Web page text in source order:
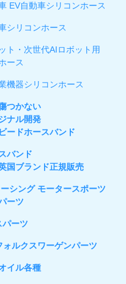
EV自動車シリコンホース
シリコンホース
ト・次世代AIロボット用
ース
機器シリコンホース
つかない
ナル開発
ードホースバンド
バンド
国ブランド正規販売
シング モータースポーツ
ーツ
パーツ
ォルクスワーゲンパーツ
イル各種